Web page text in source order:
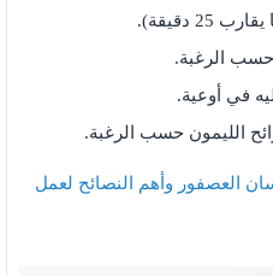
دقيقة).
حسب الرغبة.
في أوعية.
الليمون حسب الرغبة.
العصفور وأهم النصائح لعمل